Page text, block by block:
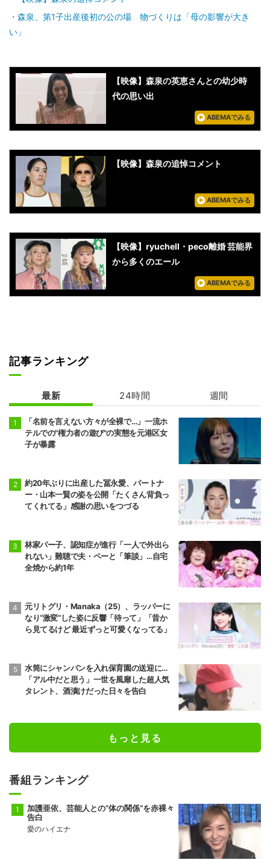
森泉、第1子出産後初の公の場 物づくりは「母の影響が大き
い」
【映像】森泉の英恵さんとの幼少時
代の思い出
ABEMAでみる
【映像】森泉の追悼コメント
ABEMAでみる
【映像】ryuchell・peco離婚 芸能界
から多くのエール
ABEMAでみる
記事ランキング
最新 24時間 週間
「名前を言えない方々が全裸で…」一流ホ
テルでの"権力者の遊び"の実態を元港区女
子が暴露
約20年ぶりに出産した冨永愛、パートナ
ー・山本一賢の姿を公開「たくさん背負っ
てくれてる」感謝の思いをつづる
林家パー子、認知症が進行「一人で外出ら
れない」難聴で夫・ペーと「筆談」…自宅
全焼から約1年
元リトグリ・Manaka（25）、ラッパーに
なり“激変”した姿に反響「待って」「昔か
ら見てるけど 最近ずっと可愛くなってる」
水筒にシャンパンを入れ保育園の送迎に…
「アル中だと思う」一世を風靡した超人気
タレント、酒漬けだった日々を告白
もっと見る
番組ランキング
加護亜依、芸能人との“体の関係”を赤裸々
告白
愛のハイエナ